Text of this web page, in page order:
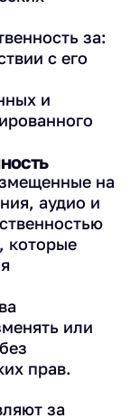
за:
с его
и
на
аудио и
которые
или
прав.
за